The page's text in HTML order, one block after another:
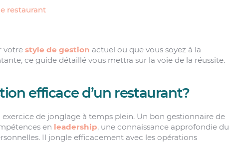
restaurant
votre style de gestion actuel ou que vous soyez à la
ce guide détaillé vous mettra sur la voie de la réussite.
efficace d’un restaurant?
de jonglage à temps plein. Un bon gestionnaire de
en leadership, une connaissance approfondie du
Il jongle efficacement avec les opérations